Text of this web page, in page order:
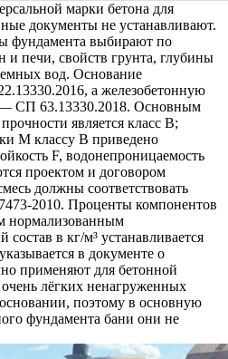
марки бетона для
документы не устанавливают.
фундамента выбирают по
и печи, свойств грунта, глубины
вод. Основание
а железобетонную
— СП 63.13330.2018. Основным
является класс B;
М классу B приведено
F, водонепроницаемость
проектом и договором
должны соответствовать
2010. Проценты компонентов
нормализованным
в кг/м³ устанавливается
в документе о
применяют для бетонной
лёгких ненагруженных
поэтому в основную
фундамента бани они не